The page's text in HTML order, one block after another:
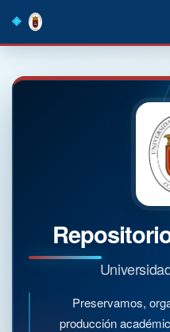
navigation
Preservamos,
producción